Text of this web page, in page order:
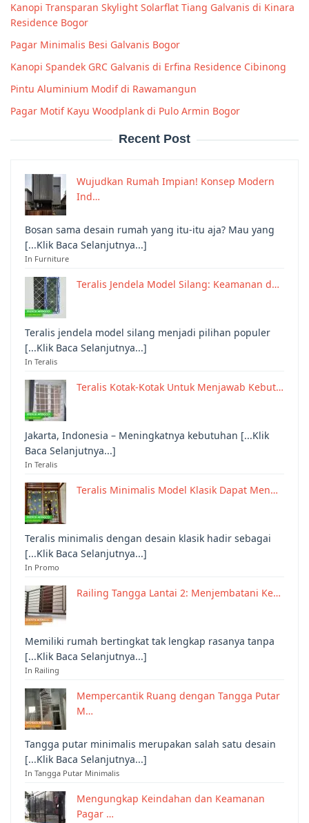
Kanopi Transparan Skylight Solarflat Tiang Galvanis di Kinara
Residence Bogor
Pagar Minimalis Besi Galvanis Bogor
Kanopi Spandek GRC Galvanis di Erfina Residence Cibinong
Pintu Aluminium Modif di Rawamangun
Pagar Motif Kayu Woodplank di Pulo Armin Bogor
Recent Post
Wujudkan Rumah Impian! Konsep Modern
Ind…
Bosan sama desain rumah yang itu-itu aja? Mau yang
[...Klik Baca Selanjutnya...]
In Furniture
Teralis Jendela Model Silang: Keamanan d…
Teralis jendela model silang menjadi pilihan populer
[...Klik Baca Selanjutnya...]
In Teralis
Teralis Kotak-Kotak Untuk Menjawab Kebut…
Jakarta, Indonesia – Meningkatnya kebutuhan [...Klik
Baca Selanjutnya...]
In Teralis
Teralis Minimalis Model Klasik Dapat Men…
Teralis minimalis dengan desain klasik hadir sebagai
[...Klik Baca Selanjutnya...]
In Promo
Railing Tangga Lantai 2: Menjembatani Ke…
Memiliki rumah bertingkat tak lengkap rasanya tanpa
[...Klik Baca Selanjutnya...]
In Railing
Mempercantik Ruang dengan Tangga Putar
M…
Tangga putar minimalis merupakan salah satu desain
[...Klik Baca Selanjutnya...]
In Tangga Putar Minimalis
Mengungkap Keindahan dan Keamanan
Pagar …